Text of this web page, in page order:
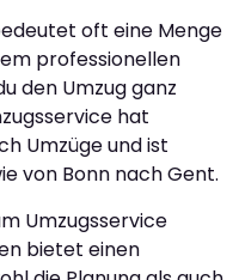
oft eine Menge
professionellen
den Umzug ganz
hat
Umzüge und ist
von Bonn nach Gent.
Umzugsservice
bietet einen